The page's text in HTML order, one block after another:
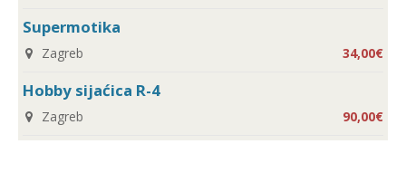
Supermotika
Zagreb 34,00€
Hobby sijaćica R-4
Zagreb 90,00€